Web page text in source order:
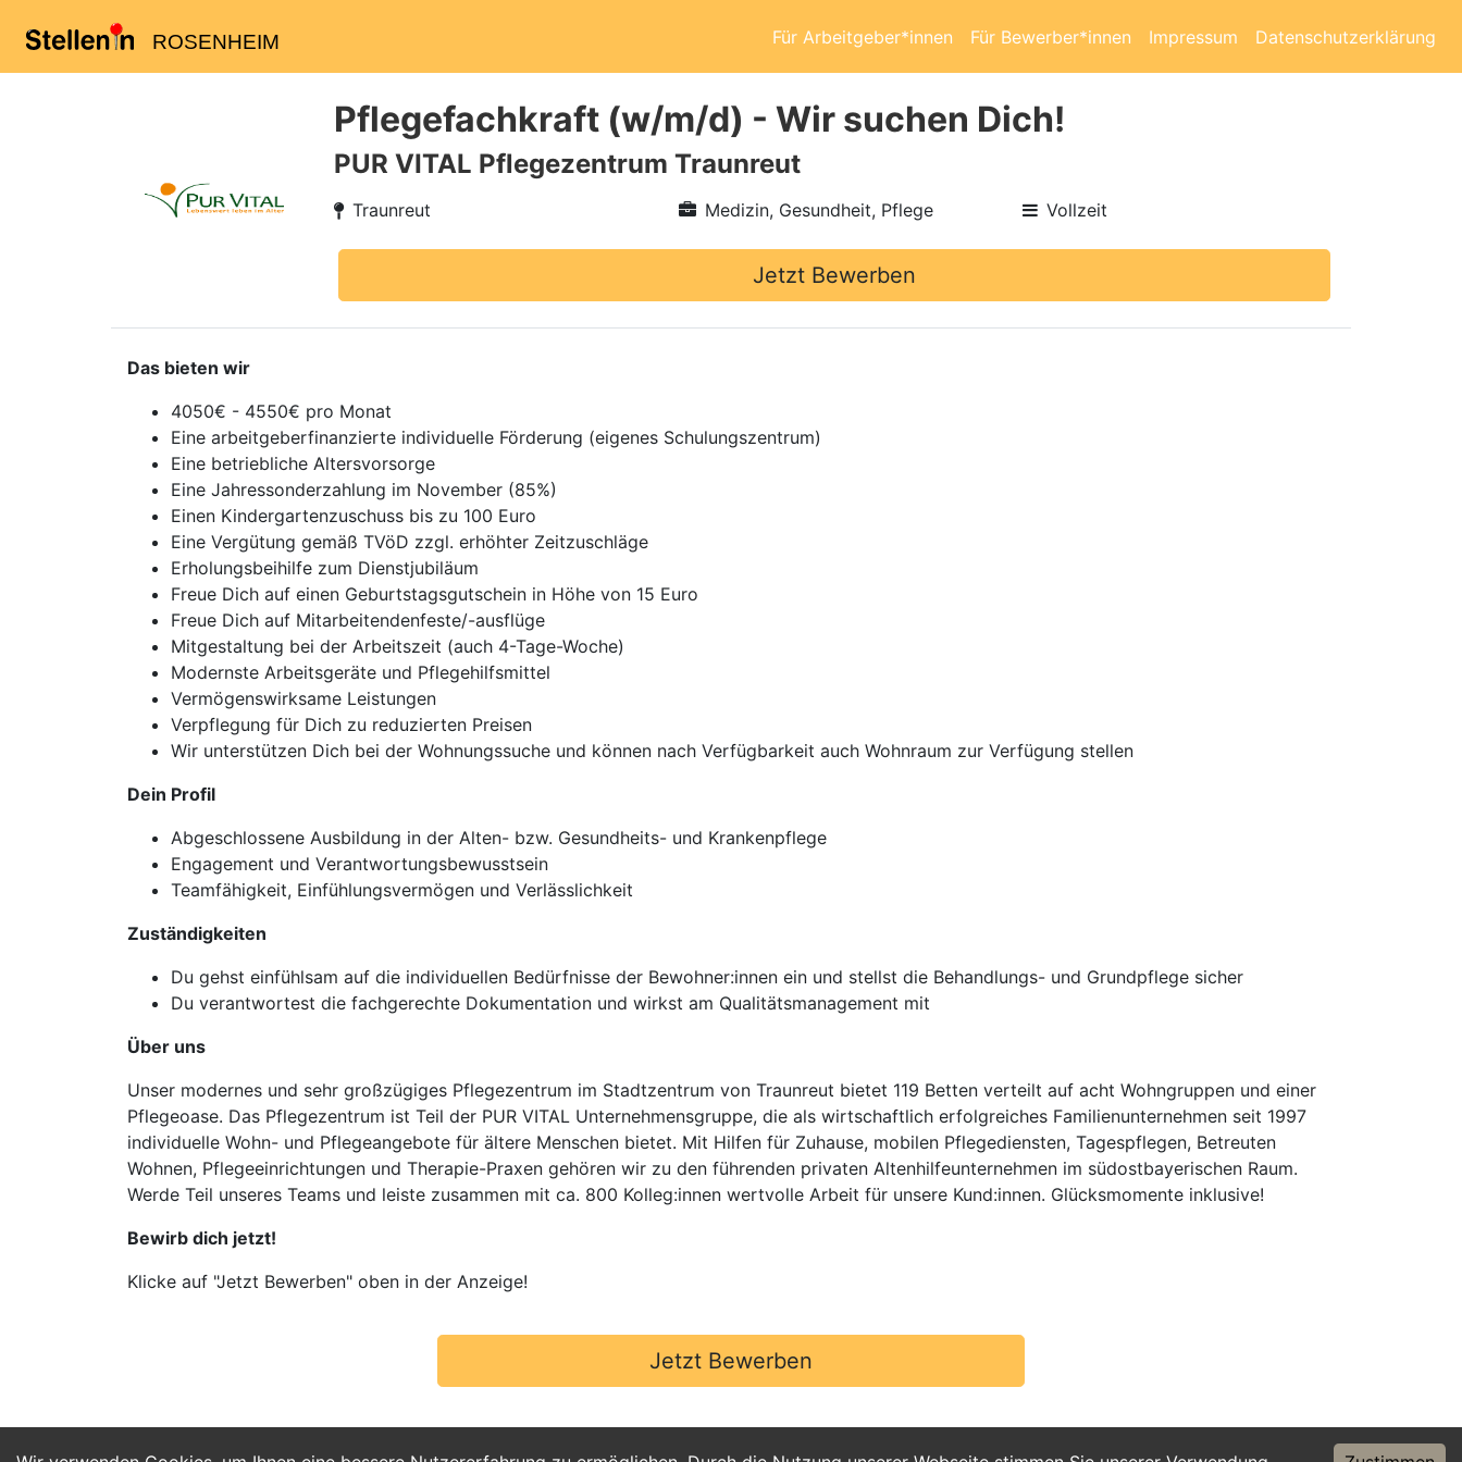
ROSENHEIM Für Arbeitgeber*innen Für Bewerber*innen Impressum Datenschutzerklärung
Pflegefachkraft (w/m/d) - Wir suchen Dich!
PUR VITAL Pflegezentrum Traunreut
Traunreut Medizin, Gesundheit, Pflege Vollzeit
Jetzt Bewerben
Das bieten wir
4050€ - 4550€ pro Monat
Eine arbeitgeberfinanzierte individuelle Förderung (eigenes Schulungszentrum)
Eine betriebliche Altersvorsorge
Eine Jahressonderzahlung im November (85%)
Einen Kindergartenzuschuss bis zu 100 Euro
Eine Vergütung gemäß TVöD zzgl. erhöhter Zeitzuschläge
Erholungsbeihilfe zum Dienstjubiläum
Freue Dich auf einen Geburtstagsgutschein in Höhe von 15 Euro
Freue Dich auf Mitarbeitendenfeste/-ausflüge
Mitgestaltung bei der Arbeitszeit (auch 4-Tage-Woche)
Modernste Arbeitsgeräte und Pflegehilfsmittel
Vermögenswirksame Leistungen
Verpflegung für Dich zu reduzierten Preisen
Wir unterstützen Dich bei der Wohnungssuche und können nach Verfügbarkeit auch Wohnraum zur Verfügung stellen
Dein Profil
Abgeschlossene Ausbildung in der Alten- bzw. Gesundheits- und Krankenpflege
Engagement und Verantwortungsbewusstsein
Teamfähigkeit, Einfühlungsvermögen und Verlässlichkeit
Zuständigkeiten
Du gehst einfühlsam auf die individuellen Bedürfnisse der Bewohner:innen ein und stellst die Behandlungs- und Grundpflege sicher
Du verantwortest die fachgerechte Dokumentation und wirkst am Qualitätsmanagement mit
Über uns
Unser modernes und sehr großzügiges Pflegezentrum im Stadtzentrum von Traunreut bietet 119 Betten verteilt auf acht Wohngruppen und einer
Pflegeoase. Das Pflegezentrum ist Teil der PUR VITAL Unternehmensgruppe, die als wirtschaftlich erfolgreiches Familienunternehmen seit 1997
individuelle Wohn- und Pflegeangebote für ältere Menschen bietet. Mit Hilfen für Zuhause, mobilen Pflegediensten, Tagespflegen, Betreuten
Wohnen, Pflegeeinrichtungen und Therapie-Praxen gehören wir zu den führenden privaten Altenhilfeunternehmen im südostbayerischen Raum.
Werde Teil unseres Teams und leiste zusammen mit ca. 800 Kolleg:innen wertvolle Arbeit für unsere Kund:innen. Glücksmomente inklusive!
Bewirb dich jetzt!
Klicke auf "Jetzt Bewerben" oben in der Anzeige!
Jetzt Bewerben